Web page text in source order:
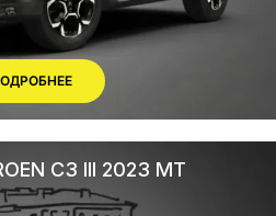
C3 III 2023 MT